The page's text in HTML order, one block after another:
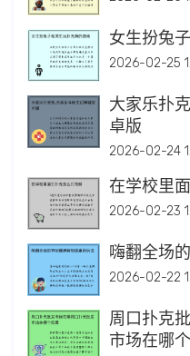
女生扮兔
2026-02-25
大家乐扑
卓版
2026-02-24
在学校里
2026-02-23
嗨翻全场
2026-02-22
周口扑克
市场在哪